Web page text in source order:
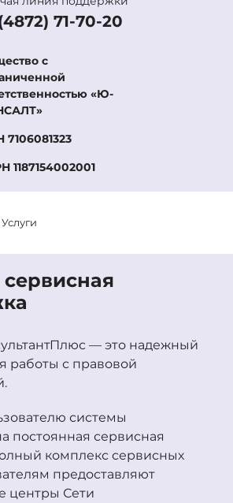
71-70-20
с
«Ю-
7106081323
1187154002001
Услуги
Плюс — это надежный
работы с правовой
системы
постоянная сервисная
комплекс сервисных
предоставляют
центры Сети